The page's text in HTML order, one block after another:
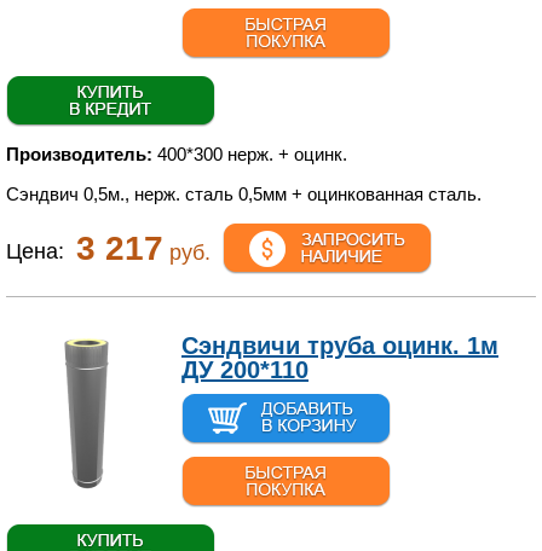
Производитель: 400*300 нерж. + оцинк.
Сэндвич 0,5м., нерж. сталь 0,5мм + оцинкованная сталь.
Цена: 3 217 руб.
Сэндвичи труба оцинк. 1м
ДУ 200*110